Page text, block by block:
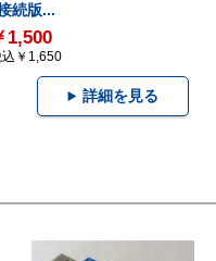
続版...
1,500
込￥1,650
詳細を見る